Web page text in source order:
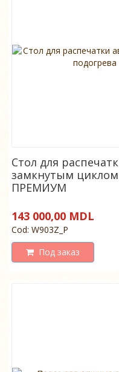
Стол для
замкнутым
ПРЕМИУМ
143 000,00 MDL
Cod: W903Z_P
Под заказ